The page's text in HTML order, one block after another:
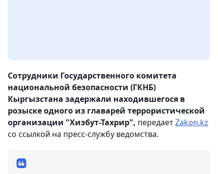
Сотрудники Государственного комитета
национальной безопасности (ГКНБ)
Кыргызстана задержали находившегося в
розыске одного из главарей террористической
организации "Хизбут-Тахрир", передаетZakon.kz
со ссылкой на пресс-службу ведомства.